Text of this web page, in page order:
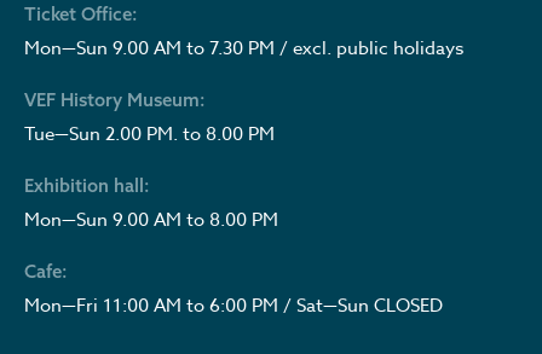
Ticket Office:
Mon—Sun 9.00 AM to 7.30 PM / excl. public holidays
VEF History Museum:
Tue—Sun 2.00 PM. to 8.00 PM
Exhibition hall:
Mon—Sun 9.00 AM to 8.00 PM
Cafe:
Mon—Fri 11:00 AM to 6:00 PM / Sat—Sun CLOSED